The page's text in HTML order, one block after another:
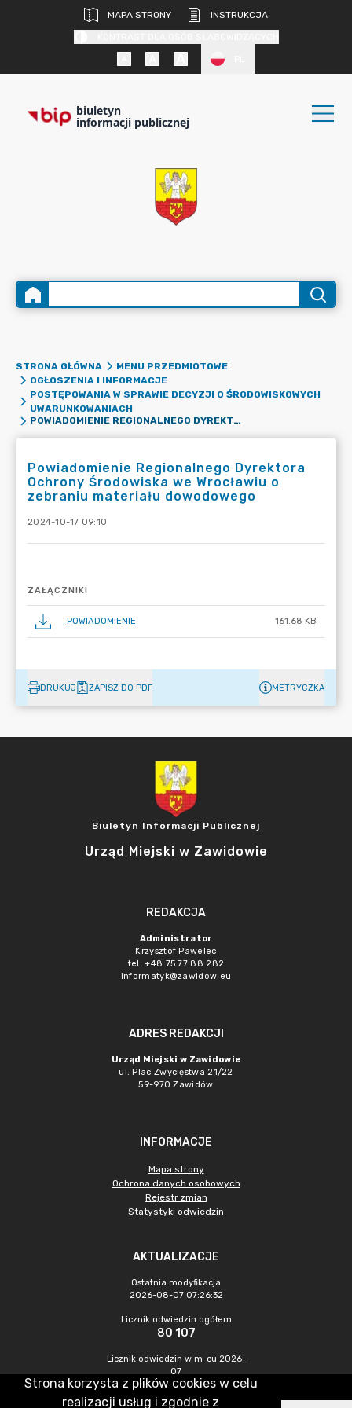
MAPA STRONY
INSTRUKCJA
biuletyn
informacji publicznej
STRONA GŁÓWNA
MENU PRZEDMIOTOWE
OGŁOSZENIA I INFORMACJE
POSTĘPOWANIA W SPRAWIE DECYZJI O ŚRODOWISKOWYCH
UWARUNKOWANIACH
POWIADOMIENIE REGIONALNEGO DYREKTORA OCHRONY ŚRODOWISKA WE WROCŁAWIU O ZEBRANIU MATERIAŁU DOWODOWEGO
Powiadomienie Regionalnego Dyrektora
Ochrony Środowiska we Wrocławiu o
zebraniu materiału dowodowego
2024-10-17 09:10
ZAŁĄCZNIKI
POWIADOMIENIE 161.68 KB
DRUKUJ ZAPISZ DO PDF METRYCZKA
Biuletyn Informacji Publicznej
Urząd Miejski w Zawidowie
REDAKCJA
Administrator
Krzysztof Pawelec
tel. +48 75 77 88 282
informatyk@zawidow.eu
ADRES REDAKCJI
Urząd Miejski w Zawidowie
ul. Plac Zwycięstwa 21/22
59-970 Zawidów
INFORMACJE
Mapa strony
Ochrona danych osobowych
Rejestr zmian
Statystyki odwiedzin
AKTUALIZACJE
Ostatnia modyfikacja
2026-08-07 07:26:32
Licznik odwiedzin ogółem
80 107
Licznik odwiedzin w m-cu 2026-
07
225
Strona korzysta z plików cookies w celu
realizacji usług i zgodnie z